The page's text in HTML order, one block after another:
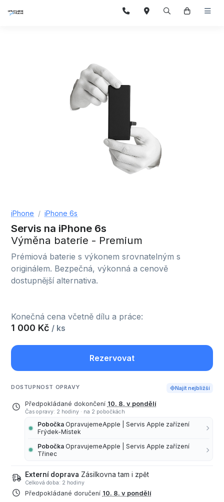
iPhone iPhone 6s
Servis na iPhone 6s
Výměna baterie - Premium
Prémiová baterie s výkonem srovnatelným s
originálem. Bezpečná, výkonná a cenově
dostupnější alternativa.
Konečná cena včetně dílu a práce:
1 000 Kč / ks
Rezervovat
DOSTUPNOST OPRAVY Najít nejbližší
Předpokládané dokončení 10. 8. v pondělí
Čas opravy: 2 hodiny · na 2 pobočkách
Pobočka OpravujemeApple | Servis Apple zařízení
Frýdek-Místek
Pobočka OpravujemeApple | Servis Apple zařízení
Třinec
Externí doprava Zásilkovna tam i zpět
Celková doba: 2 hodiny
Předpokládané doručení 10. 8. v pondělí